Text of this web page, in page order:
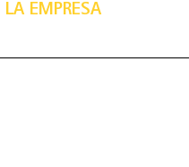
LA EMPRESA